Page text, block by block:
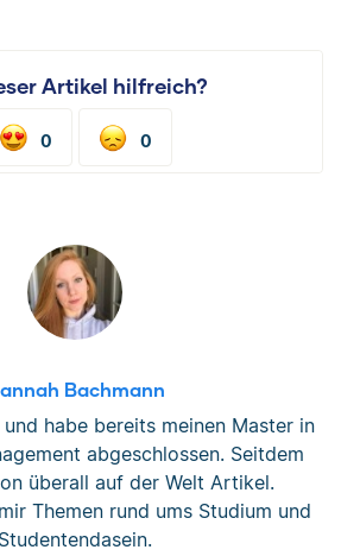
Artikel hilfreich?
0 0
Bachmann
habe bereits meinen Master in
abgeschlossen. Seitdem
überall auf der Welt Artikel.
Themen rund ums Studium und
Studentendasein.